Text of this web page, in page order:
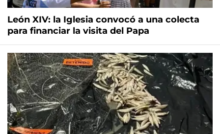
León XIV: la Iglesia convocó a una colecta
para financiar la visita del Papa